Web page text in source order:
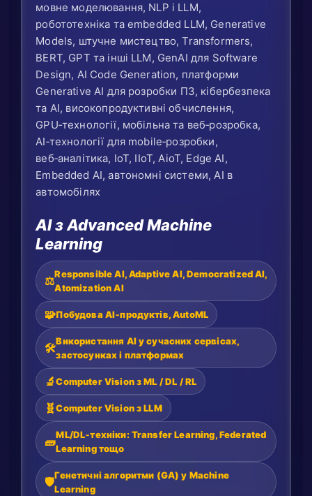
мовне моделювання, NLP і LLM,
робототехніка та embedded LLM, Generative
Models, штучне мистецтво, Transformers,
BERT, GPT та інші LLM, GenAI для Software
Design, AI Code Generation, платформи
Generative AI для розробки ПЗ, кібербезпека
та AI, високопродуктивні обчислення,
GPU‑технології, мобільна та веб‑розробка,
AI‑технології для mobile‑розробки,
веб‑аналітика, IoT, IIoT, AioT, Edge AI,
Embedded AI, автономні системи, AI в
автомобілях
AI з Advanced Machine
Learning
⚖️Responsible AI, Adaptive AI, Democratized AI,
Atomization AI
🧩Побудова AI‑продуктів, AutoML
🛠️Використання AI у сучасних сервісах,
застосунках і платформах
🔬Computer Vision з ML / DL / RL
🧬Computer Vision з LLM
🧱ML/DL‑техніки: Transfer Learning, Federated
Learning тощо
🛡️Генетичні алгоритми (GA) у Machine
Learning